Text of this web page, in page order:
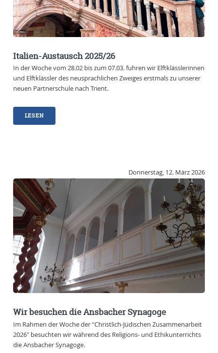
Italien-Austausch 2025/26
In der Woche vom 28.02 bis zum 07.03. fuhren wir Elftklässlerinnen
und Elftklässler des neusprachlichen Zweiges erstmals zu unserer
neuen Partnerschule nach Trient.
LESEN
Donnerstag, 12. März 2026
Wir besuchen die Ansbacher Synagoge
Im Rahmen der Woche der "Christlich-Jüdischen Zusammenarbeit
2026" besuchten wir während des Religions- und Ethikunterrichts
die Ansbacher Synagoge.